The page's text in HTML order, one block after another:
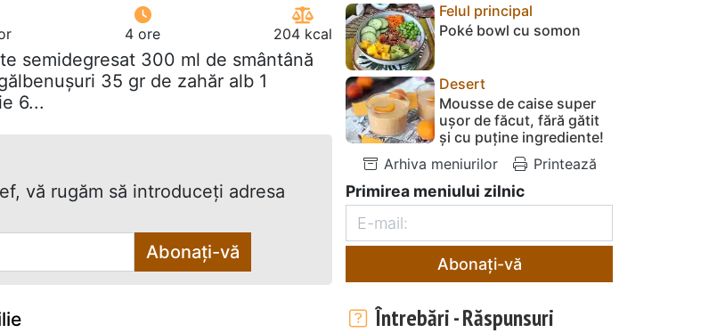
4 ore 204 kcal
semidegresat 300 ml de smântână
35 gr de zahăr alb 1
6...
vă rugăm să introduceţi adresa
Abonați-vă
Felul principal
Poké bowl cu somon
Desert
Mousse de caise super
ușor de făcut, fără gătit
și cu puține ingrediente!
Arhiva meniurilor
Printează
Primirea meniului zilnic
Abonați-vă
Întrebări - Răspunsuri